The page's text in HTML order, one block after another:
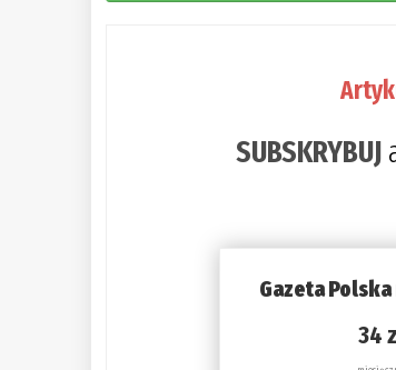
SUBSKRYBUJ
Gazeta
34